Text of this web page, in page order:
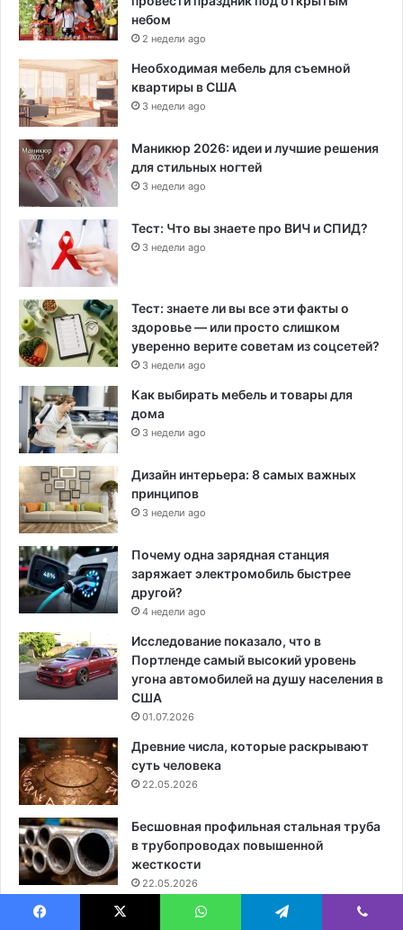
небом
2 недели ago
Необходимая мебель для съемной
квартиры в США
3 недели ago
Маникюр 2026: идеи и лучшие решения
для стильных ногтей
3 недели ago
Тест: Что вы знаете про ВИЧ и СПИД?
3 недели ago
Тест: знаете ли вы все эти факты о
здоровье — или просто слишком
уверенно верите советам из соцсетей?
3 недели ago
Как выбирать мебель и товары для
дома
3 недели ago
Дизайн интерьера: 8 самых важных
принципов
3 недели ago
Почему одна зарядная станция
заряжает электромобиль быстрее
другой?
4 недели ago
Исследование показало, что в
Портленде самый высокий уровень
угона автомобилей на душу населения в
США
01.07.2026
Древние числа, которые раскрывают
суть человека
22.05.2026
Бесшовная профильная стальная труба
в трубопроводах повышенной
жесткости
22.05.2026
А почему ашваганда запрещена в